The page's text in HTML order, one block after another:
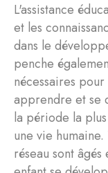
L'assistance
et les
dans le
penche
nécessaires
apprendre et se
la période la
une vie humaine.
réseau sont